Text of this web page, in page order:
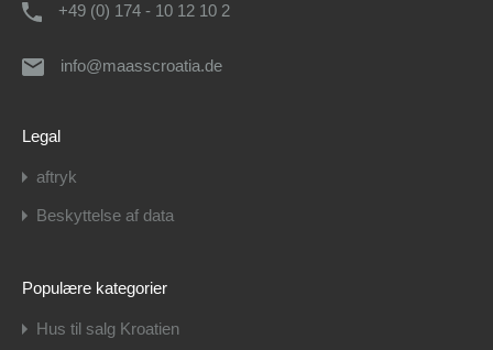
+49 (0) 174 - 10 12 10 2
info@maasscroatia.de
Legal
aftryk
Beskyttelse af data
Populære kategorier
Hus til salg Kroatien